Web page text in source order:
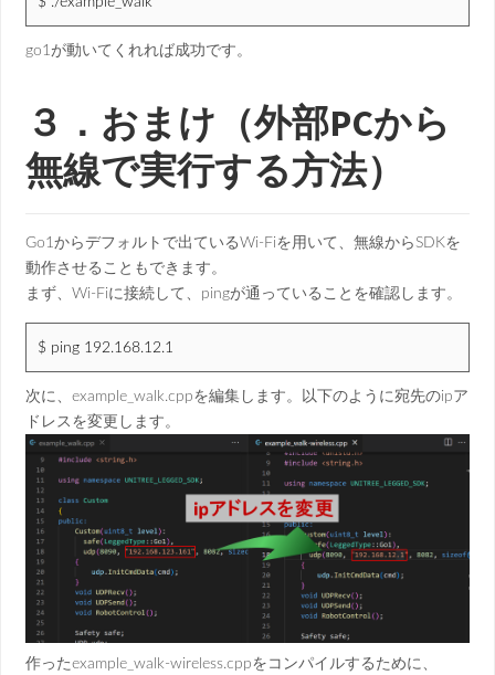
go1が動いてくれれば成功です。
３．おまけ（外部PCから
無線で実行する方法）
Go1からデフォルトで出ているWi-Fiを用いて、無線からSDKを
動作させることもできます。
まず、Wi-Fiに接続して、pingが通っていることを確認します。
$ ping 192.168.12.1
次に、example_walk.cppを編集します。以下のように宛先のipア
ドレスを変更します。
作ったexample_walk-wireless.cppをコンパイルするために、